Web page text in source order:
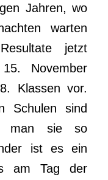
Jahren, wo
warten
jetzt
November
Klassen vor.
Schulen sind
man sie so
ist es ein
am Tag der